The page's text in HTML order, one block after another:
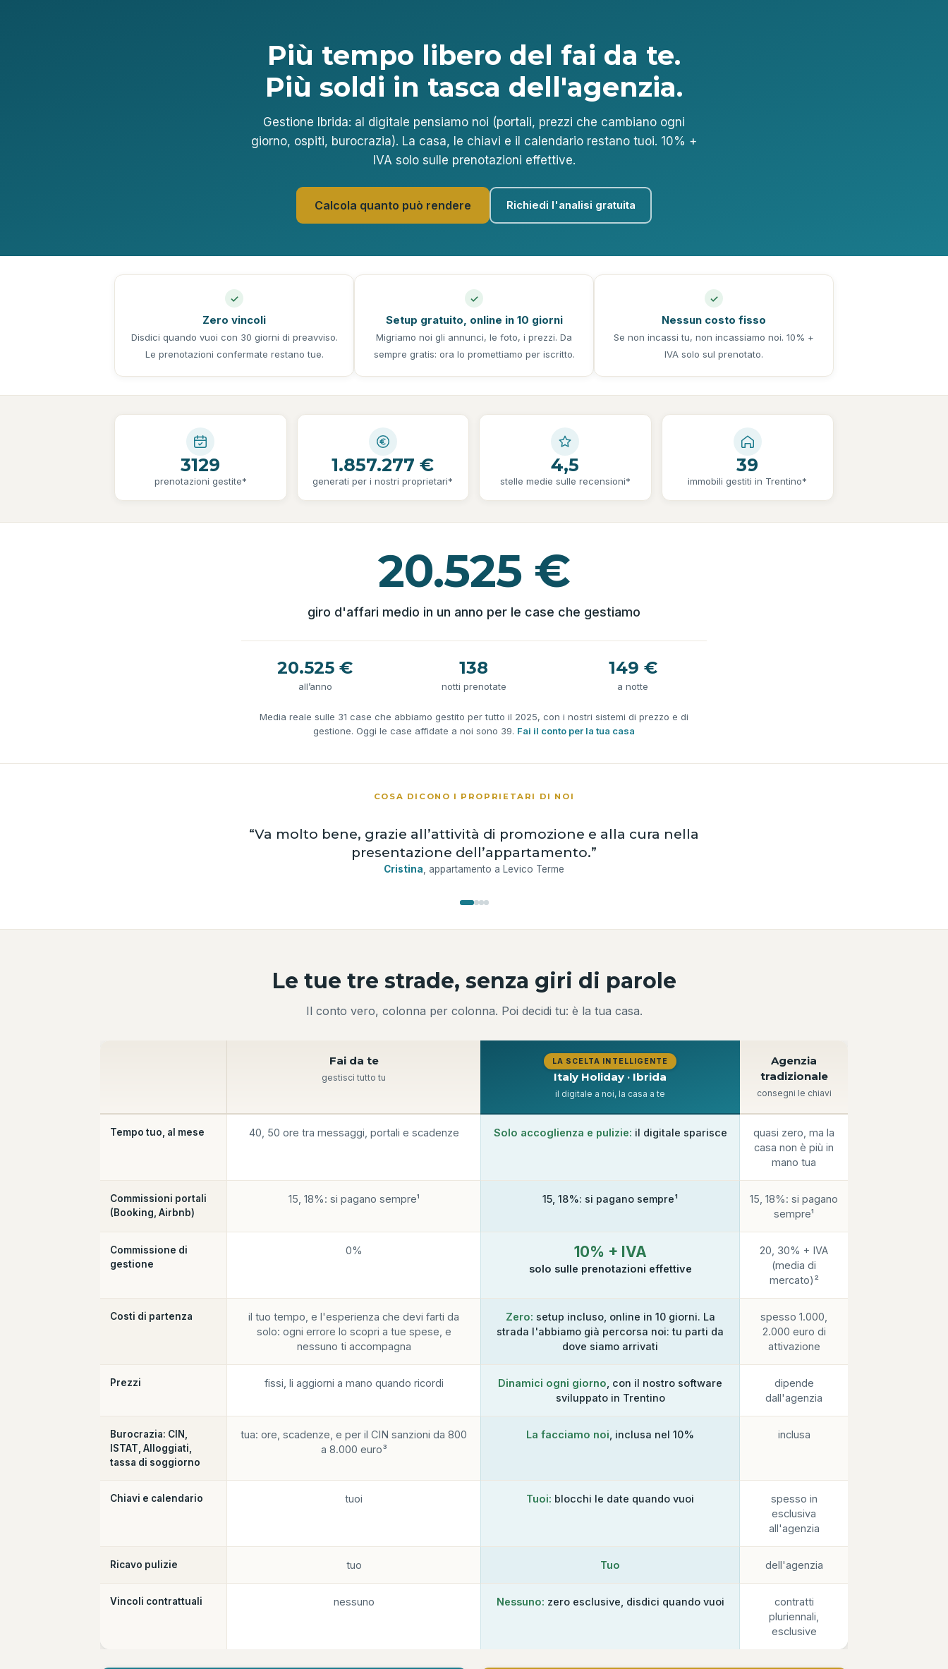
Più tempo libero del fai da te.
Più soldi in tasca dell'agenzia.
Gestione Ibrida: al digitale pensiamo noi (portali, prezzi che cambiano ogni
giorno, ospiti, burocrazia). La casa, le chiavi e il calendario restano tuoi. 10% +
IVA solo sulle prenotazioni effettive.
Calcola quanto può rendere Richiedi l'analisi gratuita
✓
Zero vincoli
Disdici quando vuoi con 30 giorni di preavviso.
Le prenotazioni confermate restano tue.
✓
Setup gratuito, online in 10 giorni
Migriamo noi gli annunci, le foto, i prezzi. Da
sempre gratis: ora lo promettiamo per iscritto.
✓
Nessun costo fisso
Se non incassi tu, non incassiamo noi. 10% +
IVA solo sul prenotato.
3129
prenotazioni gestite*
1.857.277 €
generati per i nostri proprietari*
4,5
stelle medie sulle recensioni*
39
immobili gestiti in Trentino*
20.525 €
giro d'affari medio in un anno per le case che gestiamo
20.525 €
all’anno
138
notti prenotate
149 €
a notte
Media reale sulle 31 case che abbiamo gestito per tutto il 2025, con i nostri sistemi di prezzo e di
gestione. Oggi le case affidate a noi sono 39. Fai il conto per la tua casa
COSA DICONO I PROPRIETARI DI NOI
“Va molto bene, grazie all’attività di promozione e alla cura nella
presentazione dell’appartamento.”
Cristina , appartamento a Levico Terme
Le tue tre strade, senza giri di parole
Il conto vero, colonna per colonna. Poi decidi tu: è la tua casa.
Fai da te
gestisci tutto tu
LA SCELTA INTELLIGENTE
Italy Holiday · Ibrida
il digitale a noi, la casa a te
Agenzia
tradizionale
consegni le chiavi
Tempo tuo, al mese 40, 50 ore tra messaggi, portali e scadenze Solo accoglienza e pulizie: il digitale sparisce
quasi zero, ma la
casa non è più in
mano tua
Commissioni portali
(Booking, Airbnb)
15, 18%: si pagano sempre¹ 15, 18%: si pagano sempre¹
15, 18%: si pagano
sempre¹
Commissione di
gestione
0% 10% + IVA
solo sulle prenotazioni effettive
20, 30% + IVA
(media di
mercato)²
Costi di partenza
il tuo tempo, e l'esperienza che devi farti da
solo: ogni errore lo scopri a tue spese, e
nessuno ti accompagna
Zero: setup incluso, online in 10 giorni. La
strada l'abbiamo già percorsa noi: tu parti da
dove siamo arrivati
spesso 1.000,
2.000 euro di
attivazione
Prezzi fissi, li aggiorni a mano quando ricordi Dinamici ogni giorno , con il nostro software
sviluppato in Trentino
dipende
dall'agenzia
Burocrazia: CIN,
ISTAT, Alloggiati,
tassa di soggiorno
tua: ore, scadenze, e per il CIN sanzioni da 800
a 8.000 euro³
La facciamo noi , inclusa nel 10% inclusa
Chiavi e calendario tuoi Tuoi: blocchi le date quando vuoi
spesso in
esclusiva
all'agenzia
Ricavo pulizie tuo Tuo dell'agenzia
Vincoli contrattuali nessuno Nessuno: zero esclusive, disdici quando vuoi
contratti
pluriennali,
esclusive